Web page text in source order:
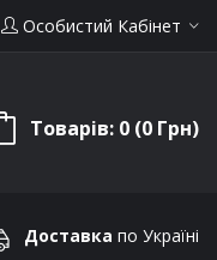
Особистий Кабінет
Товарів: 0 (0 Грн)
Доставка по Україні